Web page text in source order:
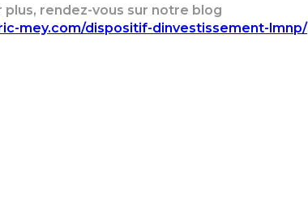
plus, rendez-vous sur notre blog
mey.com/dispositif-dinvestissement-lmnp/